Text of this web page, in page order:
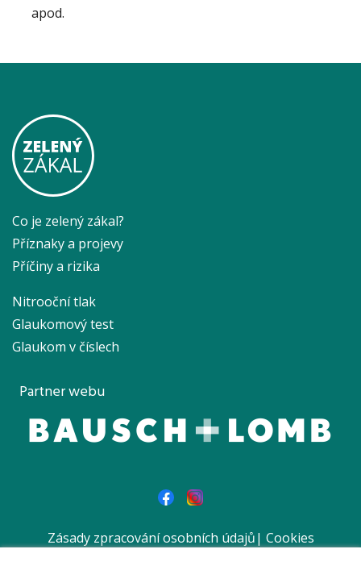
apod.
Co je zelený zákal?
Příznaky a projevy
Příčiny a rizika
Nitrooční tlak
Glaukomový test
Glaukom v číslech
Partner webu
Zásady zpracování osobních údajů| Cookies